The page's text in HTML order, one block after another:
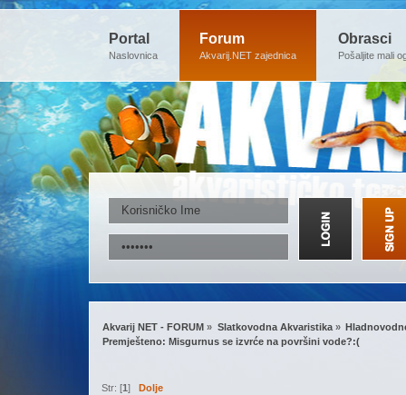
Portal
Naslovnica
Forum
Akvarij.NET zajednica
Obrasci
Pošaljite mali
Akvarij NET - FORUM » Slatkovodna Akvaristika»
Premješteno: Misgurnus se izvrće na površini vode?:(
Str: [1] Dolje